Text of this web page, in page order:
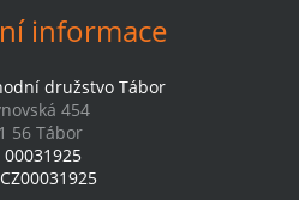
informace
družstvo Tábor
454
56 Tábor
00031925
CZ00031925